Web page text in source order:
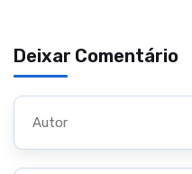
Deixar Comentário